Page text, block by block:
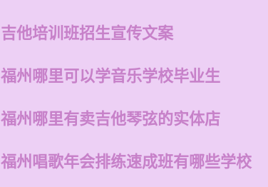
吉他培训班招生宣传文案
福州哪里可以学音乐学校毕业生
福州哪里有卖吉他琴弦的实体店
福州唱歌年会排练速成班有哪些学校